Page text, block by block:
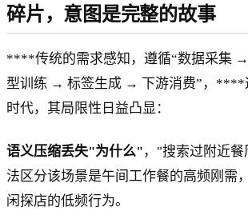
碎片，意图是完整的故事
****传统的需求感知，遵循“数据采集
型训练 → 标签生成 → 下游消费”，****
时代，其局限性日益凸显：
语义压缩丢失"为什么" ，"搜索过附近
法区分该场景是午间工作餐的高频刚需
闲探店的低频行为。